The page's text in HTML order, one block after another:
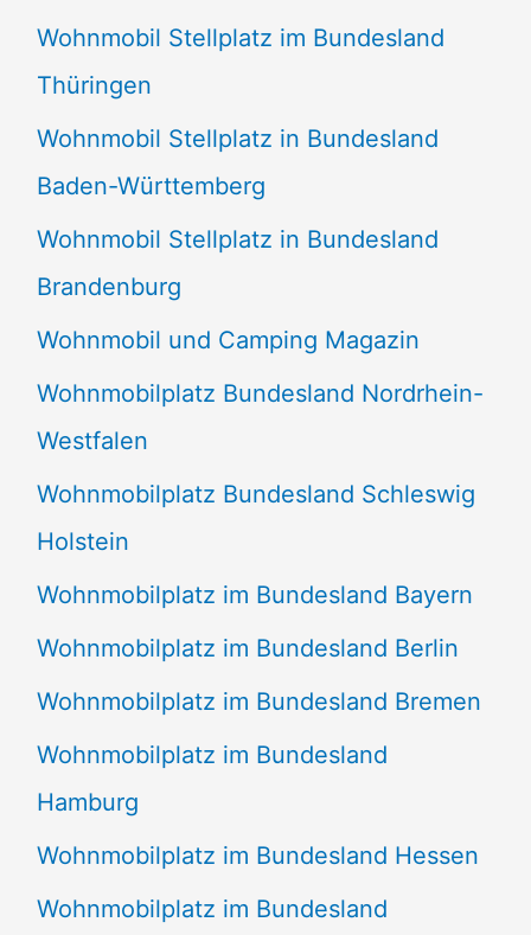
Wohnmobil Stellplatz im Bundesland
Thüringen
Wohnmobil Stellplatz in Bundesland
Baden-Württemberg
Wohnmobil Stellplatz in Bundesland
Brandenburg
Wohnmobil und Camping Magazin
Wohnmobilplatz Bundesland Nordrhein-
Westfalen
Wohnmobilplatz Bundesland Schleswig
Holstein
Wohnmobilplatz im Bundesland Bayern
Wohnmobilplatz im Bundesland Berlin
Wohnmobilplatz im Bundesland Bremen
Wohnmobilplatz im Bundesland
Hamburg
Wohnmobilplatz im Bundesland Hessen
Wohnmobilplatz im Bundesland